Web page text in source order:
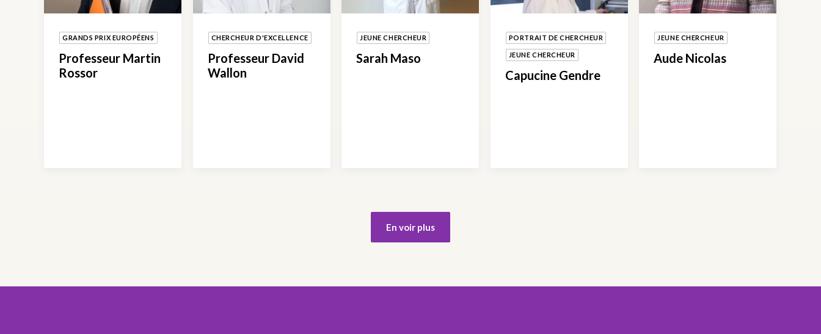
GRANDS PRIX EUROPÉENS
Professeur Martin
Rossor
CHERCHEUR D'EXCELLENCE
Professeur David
Wallon
JEUNE CHERCHEUR
Sarah Maso
PORTRAIT DE CHERCHEUR
JEUNE CHERCHEUR
Capucine Gendre
JEUNE CHERCHEUR
Aude Nicolas
En voir plus